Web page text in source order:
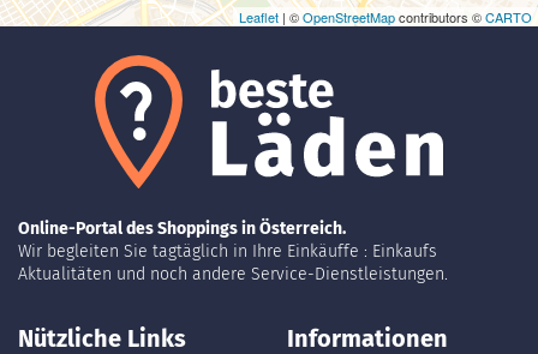
Leaflet | ©OpenStreetMapcontributors ©CARTO
Online-Portal des Shoppings in Österreich.
Wir begleiten Sie tagtäglich in Ihre Einkäuffe : Einkaufs
Aktualitäten und noch andere Service-Dienstleistungen.
Nützliche Links Informationen